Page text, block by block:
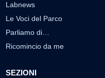
Labnews
Le Voci del Parco
Parliamo di…
Ricomincio da me
SEZIONI